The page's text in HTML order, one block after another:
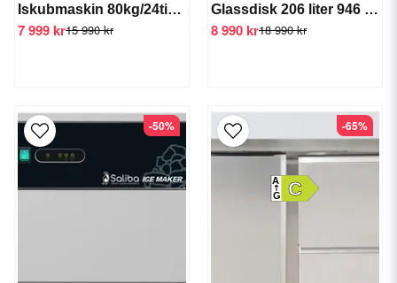
Iskubmaskin 80kg/24tim GTS-IM-80A
15 990 kr
7 999 kr
Glassdisk 206 liter 946 mm
18 990 kr
8 990 kr
-50%
C
A
G
-65%